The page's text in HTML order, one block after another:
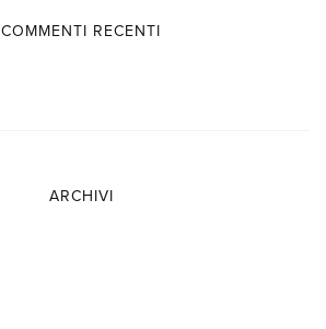
COMMENTI RECENTI
ARCHIVI